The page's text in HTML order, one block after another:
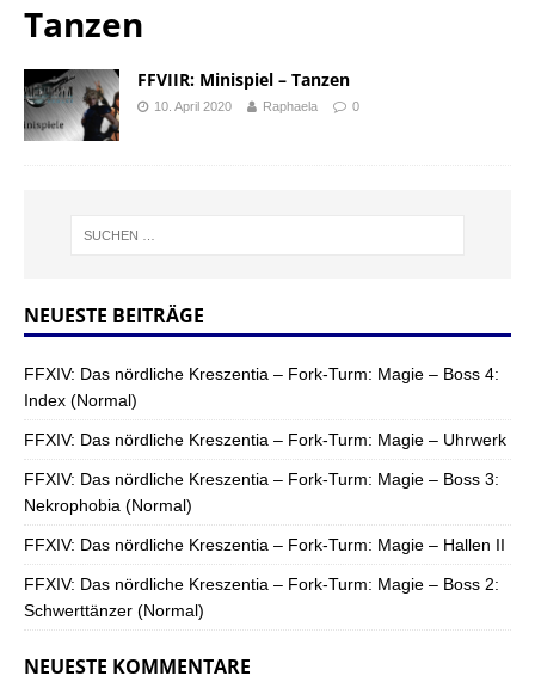
Tanzen
FFVIIR: Minispiel – Tanzen
10. April 2020 Raphaela 0
NEUESTE BEITRÄGE
FFXIV: Das nördliche Kreszentia – Fork-Turm: Magie – Boss 4:
Index (Normal)
FFXIV: Das nördliche Kreszentia – Fork-Turm: Magie – Uhrwerk
FFXIV: Das nördliche Kreszentia – Fork-Turm: Magie – Boss 3:
Nekrophobia (Normal)
FFXIV: Das nördliche Kreszentia – Fork-Turm: Magie – Hallen II
FFXIV: Das nördliche Kreszentia – Fork-Turm: Magie – Boss 2:
Schwerttänzer (Normal)
NEUESTE KOMMENTARE